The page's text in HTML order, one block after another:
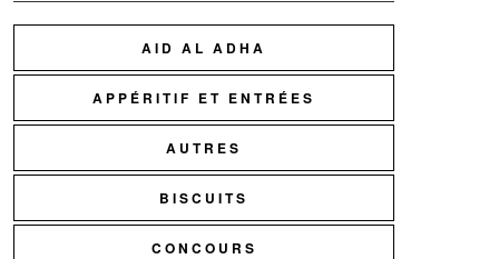
AID AL ADHA
APPÉRITIF ET ENTRÉES
AUTRES
BISCUITS
CONCOURS